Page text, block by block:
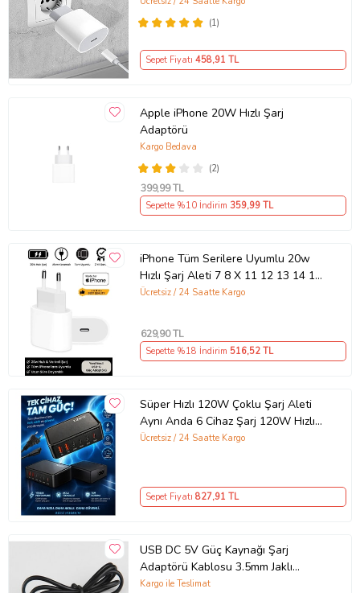
(1)
Sepet Fiyatı 458,91 TL
Apple iPhone 20W Hızlı Şarj
Adaptörü
(2)
Kargo Bedava
399,99 TL
Sepette %10 İndirim 359,99 TL
iPhone Tüm Serilere Uyumlu 20w
Hızlı Şarj Aleti 7 8 X 11 12 13 14 15
16 İçin Type-C Girişli Adaptör
Ücretsiz / 24 Saatte Kargo
629,90 TL
Sepette %18 İndirim 516,52 TL
Süper Hızlı 120W Çoklu Şarj Aleti
Aynı Anda 6 Cihaz Şarj 120W Hızlı
Şarj İstasyonu Çoklu USB & Type-C
Ücretsiz / 24 Saatte Kargo
Sepet Fiyatı 827,91 TL
USB DC 5V Güç Kaynağı Şarj
Adaptörü Kablosu 3.5mm Jaklı
MOSUNX Siyah
Kargo ile Teslimat